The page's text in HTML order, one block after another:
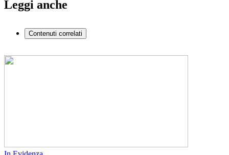
Leggi anche
Contenuti correlati